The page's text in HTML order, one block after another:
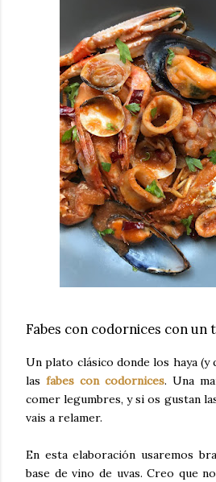
Fabes con codornices con un
Un plato clásico donde los haya (y
las fabes con codornices. Una
comer legumbres, y si os gustan
vais a relamer.
En esta elaboración usaremos
base de vino de uvas. Creo que